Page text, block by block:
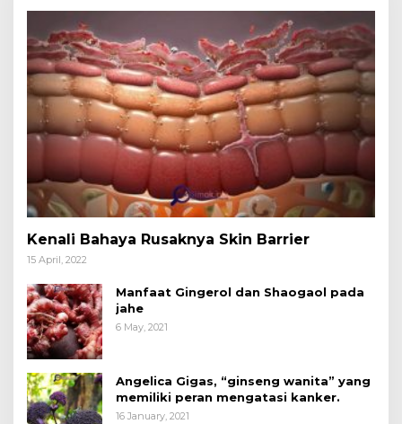
Kenali Bahaya Rusaknya Skin Barrier
15 April, 2022
Manfaat Gingerol dan Shaogaol pada
jahe
6 May, 2021
Angelica Gigas, “ginseng wanita” yang
memiliki peran mengatasi kanker.
16 January, 2021